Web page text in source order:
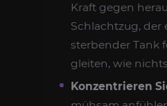
Kraft gegen
Schlachtzug, der
sterbender Tank
gleiten, wie
Konzentrieren